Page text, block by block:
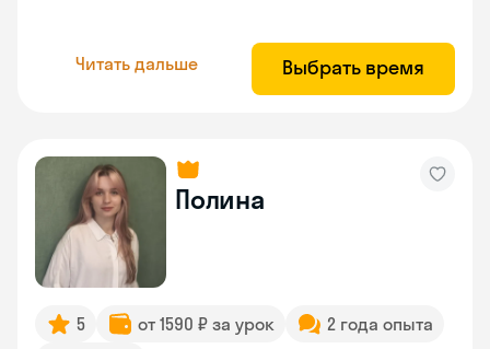
Читать дальше Выбрать время
Полина
5 от 1590 ₽ за урок
2 года опыта